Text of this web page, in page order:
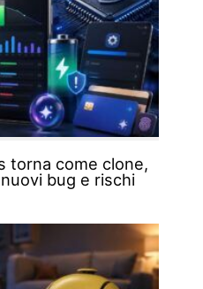
torna come clone,
bug e rischi